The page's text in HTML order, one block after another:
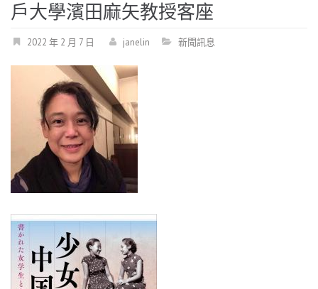
戶大學濱田麻矢教授客座
2022 年 2 月 7 日 janelin 新聞訊息